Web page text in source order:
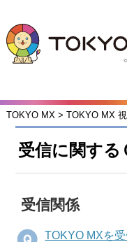
TOKYO MX > TOKYO MX
受信に関する
受信関係
TOKYO MXを